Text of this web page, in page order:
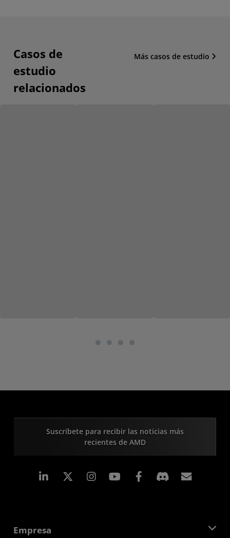
Casos de
estudio
relacionados
Más casos de estudio
Suscríbete para recibir las noticias más
recientes de AMD
LinkedIn Instagram Facebook
Empresa